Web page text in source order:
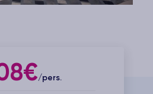
/pers.